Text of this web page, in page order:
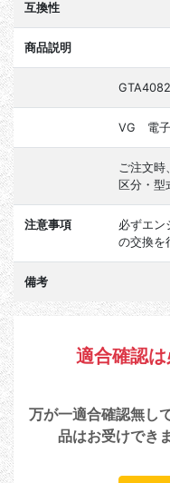
互換性
商品説明
VG 電子
ご注文時
区分・型
注意事項
必ずエン
の交換を
備考
適合確認
万が一適合確認無し
品はお受けでき